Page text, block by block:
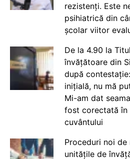
rezistenți. Este
psihiatrică din
școlar viitor
De la 4.90 la
învățătoare din
după
inițială, nu mă
Mi-am dat
fost corectată în
cuvântului
Proceduri noi
unitățile de